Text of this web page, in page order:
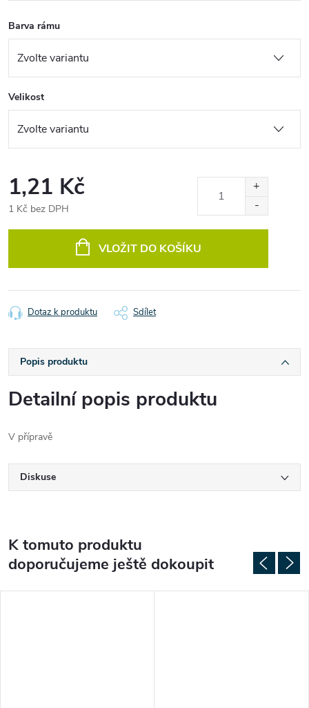
Barva rámu
Velikost
1,21 Kč
1 Kč bez DPH
VLOŽIT DO KOŠÍKU
Dotaz k produktu Sdílet
Popis produktu
Detailní popis produktu
V přípravě
Diskuse
K tomuto produktu
doporučujeme ještě dokoupit